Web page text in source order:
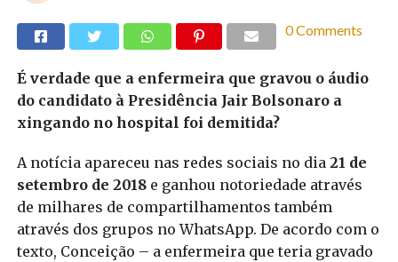
0 Comments
É verdade que a enfermeira que gravou o áudio
do candidato à Presidência Jair Bolsonaro a
xingando no hospital foi demitida?
A notícia apareceu nas redes sociais no dia 21 de
setembro de 2018e ganhou notoriedade através
de milhares de compartilhamentos também
através dos grupos no WhatsApp. De acordo com o
texto, Conceição – a enfermeira que teria gravado